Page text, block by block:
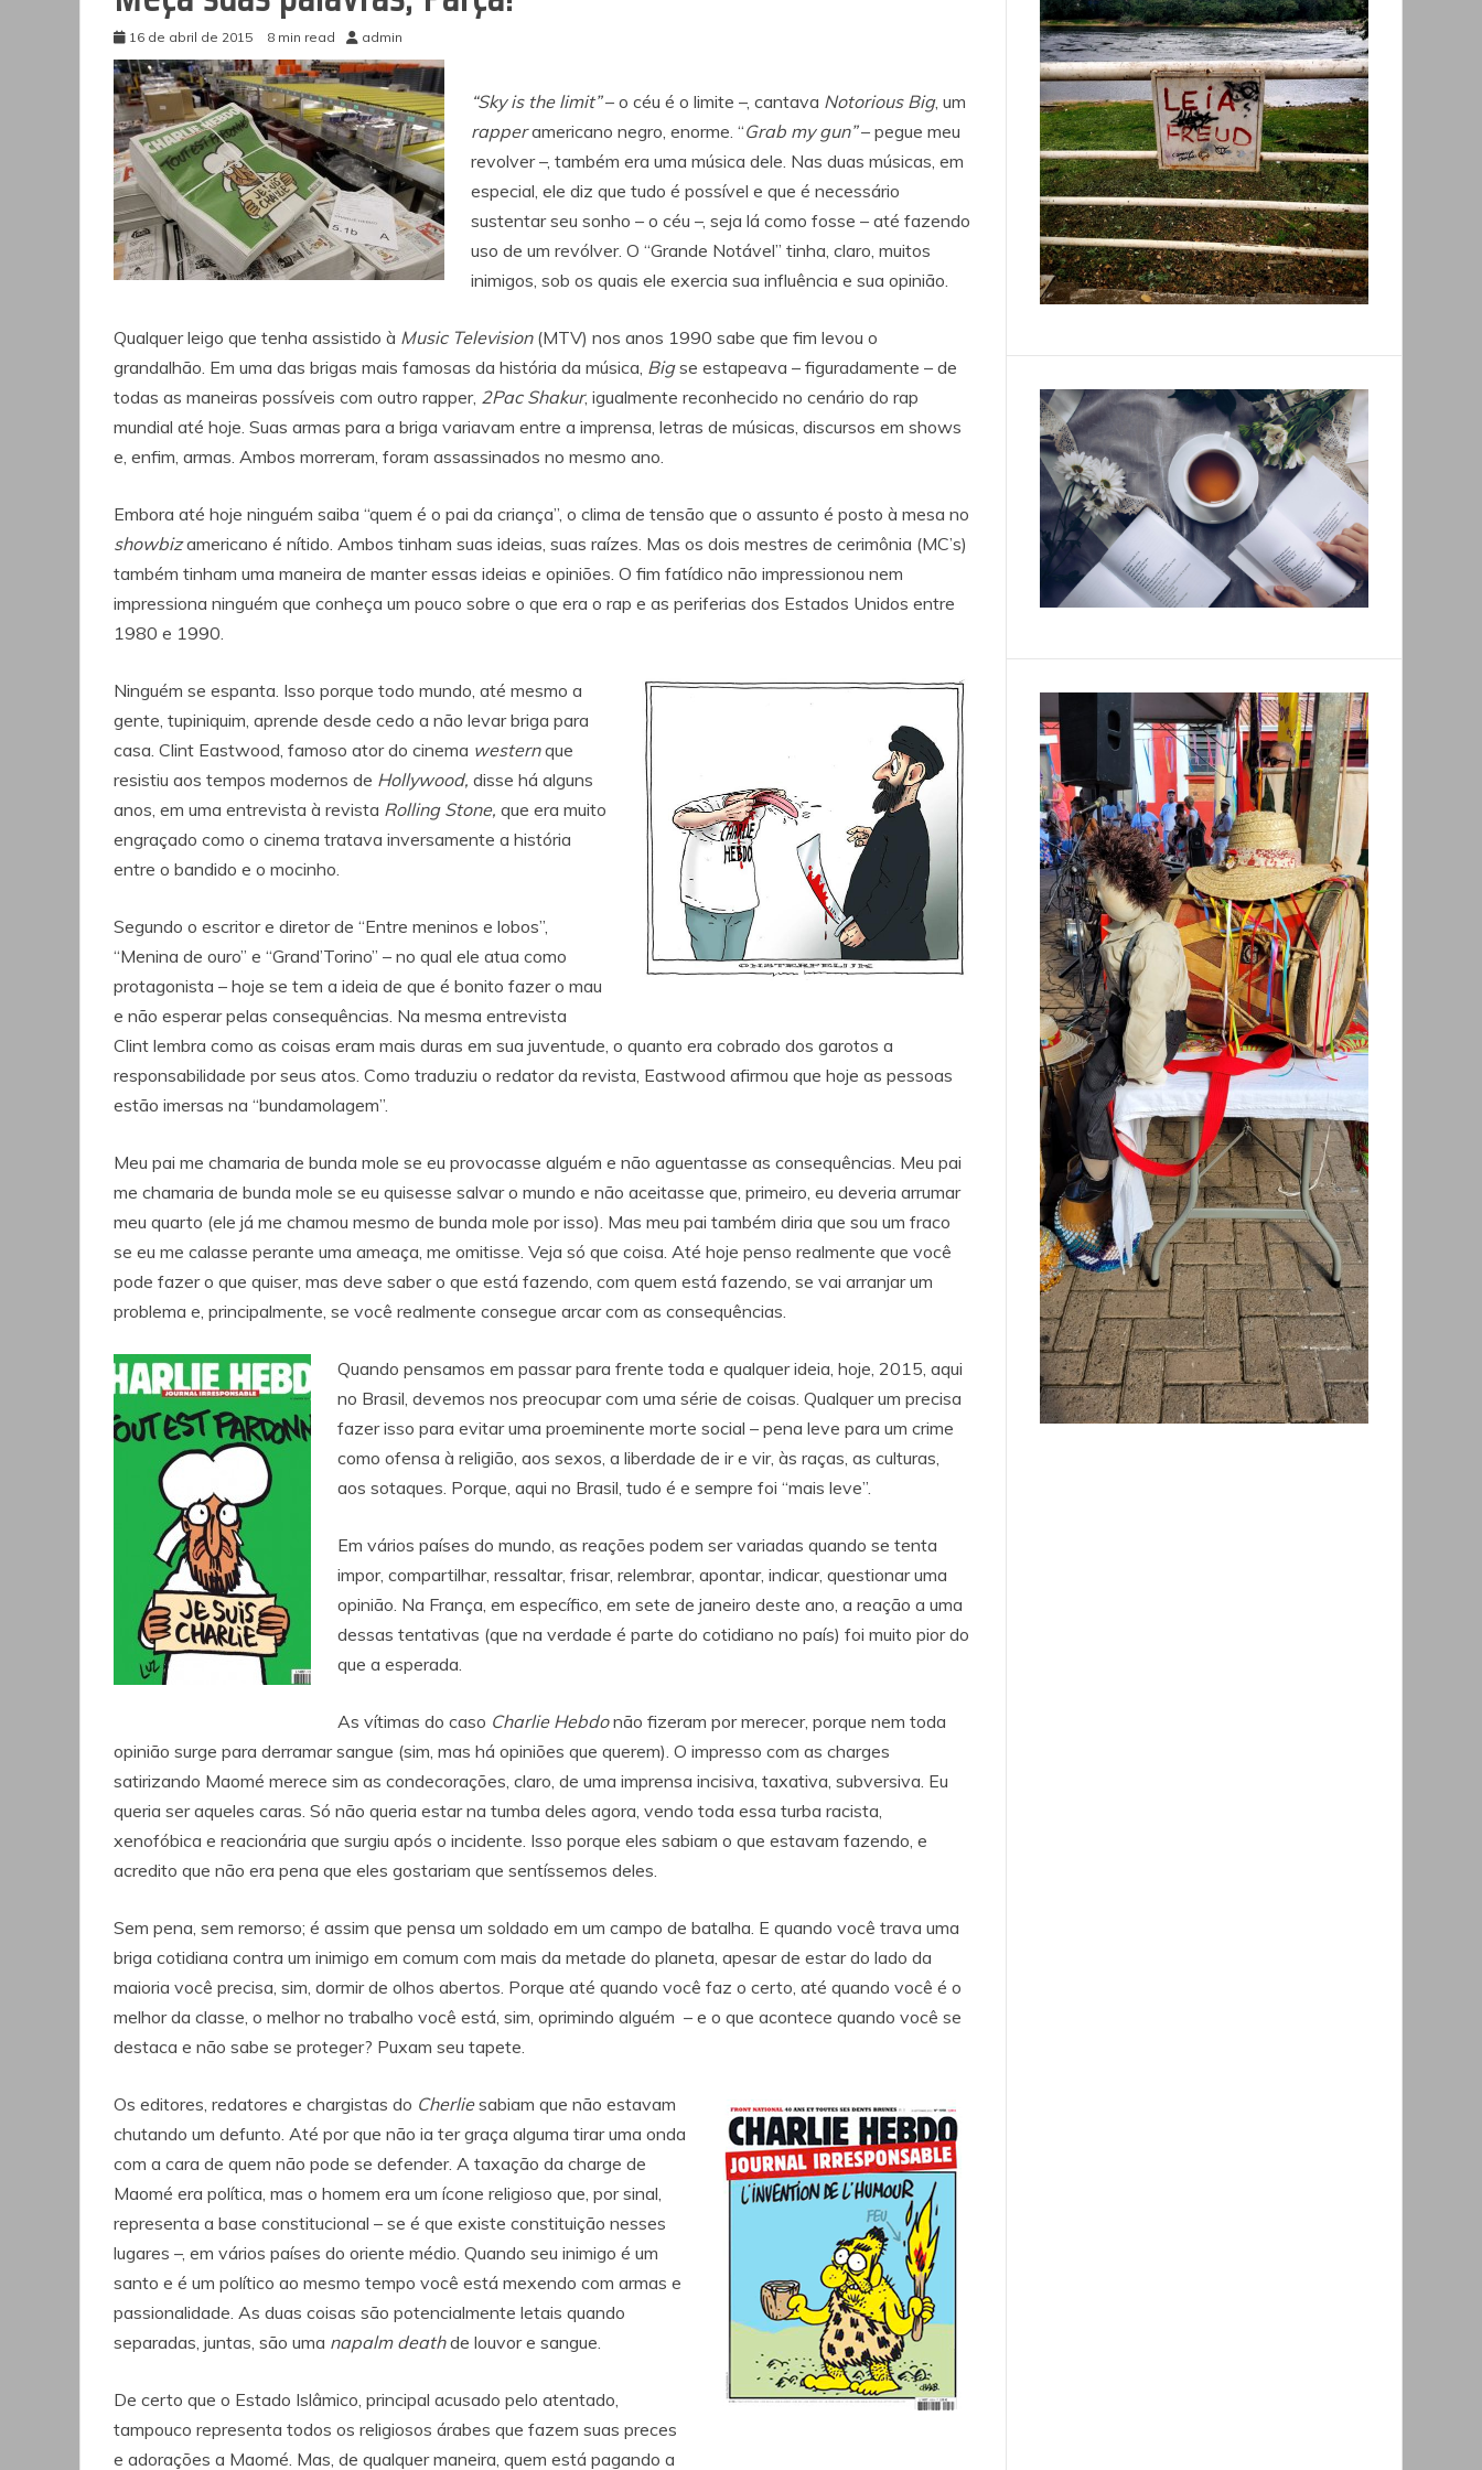
16 de abril de 2015 8 min read admin
“Sky is the limit”– o céu é o limite –, cantava Notorious Big, um
rapperamericano negro, enorme. “Grab my gun”– pegue meu
revolver –, também era uma música dele. Nas duas músicas, em
especial, ele diz que tudo é possível e que é necessário
sustentar seu sonho – o céu –, seja lá como fosse – até fazendo
uso de um revólver. O “Grande Notável” tinha, claro, muitos
inimigos, sob os quais ele exercia sua influência e sua opinião.
Qualquer leigo que tenha assistido à Music Television(MTV) nos anos 1990 sabe que fim levou o
grandalhão. Em uma das brigas mais famosas da história da música, Bigse estapeava – figuradamente – de
todas as maneiras possíveis com outro rapper, 2Pac Shakur, igualmente reconhecido no cenário do rap
mundial até hoje. Suas armas para a briga variavam entre a imprensa, letras de músicas, discursos em shows
e, enfim, armas. Ambos morreram, foram assassinados no mesmo ano.
Embora até hoje ninguém saiba “quem é o pai da criança”, o clima de tensão que o assunto é posto à mesa no
showbizamericano é nítido. Ambos tinham suas ideias, suas raízes. Mas os dois mestres de cerimônia (MC’s)
também tinham uma maneira de manter essas ideias e opiniões. O fim fatídico não impressionou nem
impressiona ninguém que conheça um pouco sobre o que era o rap e as periferias dos Estados Unidos entre
1980 e 1990.
Ninguém se espanta. Isso porque todo mundo, até mesmo a
gente, tupiniquim, aprende desde cedo a não levar briga para
casa. Clint Eastwood, famoso ator do cinema westernque
resistiu aos tempos modernos de Hollywood, disse há alguns
anos, em uma entrevista à revista Rolling Stone, que era muito
engraçado como o cinema tratava inversamente a história
entre o bandido e o mocinho.
Segundo o escritor e diretor de “Entre meninos e lobos”,
“Menina de ouro” e “Grand’Torino” – no qual ele atua como
protagonista – hoje se tem a ideia de que é bonito fazer o mau
e não esperar pelas consequências. Na mesma entrevista
Clint lembra como as coisas eram mais duras em sua juventude, o quanto era cobrado dos garotos a
responsabilidade por seus atos. Como traduziu o redator da revista, Eastwood afirmou que hoje as pessoas
estão imersas na “bundamolagem”.
Meu pai me chamaria de bunda mole se eu provocasse alguém e não aguentasse as consequências. Meu pai
me chamaria de bunda mole se eu quisesse salvar o mundo e não aceitasse que, primeiro, eu deveria arrumar
meu quarto (ele já me chamou mesmo de bunda mole por isso). Mas meu pai também diria que sou um fraco
se eu me calasse perante uma ameaça, me omitisse. Veja só que coisa. Até hoje penso realmente que você
pode fazer o que quiser, mas deve saber o que está fazendo, com quem está fazendo, se vai arranjar um
problema e, principalmente, se você realmente consegue arcar com as consequências.
Quando pensamos em passar para frente toda e qualquer ideia, hoje, 2015, aqui
no Brasil, devemos nos preocupar com uma série de coisas. Qualquer um precisa
fazer isso para evitar uma proeminente morte social – pena leve para um crime
como ofensa à religião, aos sexos, a liberdade de ir e vir, às raças, as culturas,
aos sotaques. Porque, aqui no Brasil, tudo é e sempre foi “mais leve”.
Em vários países do mundo, as reações podem ser variadas quando se tenta
impor, compartilhar, ressaltar, frisar, relembrar, apontar, indicar, questionar uma
opinião. Na França, em específico, em sete de janeiro deste ano, a reação a uma
dessas tentativas (que na verdade é parte do cotidiano no país) foi muito pior do
que a esperada.
As vítimas do caso Charlie Hebdonão fizeram por merecer, porque nem toda
opinião surge para derramar sangue (sim, mas há opiniões que querem). O impresso com as charges
satirizando Maomé merece sim as condecorações, claro, de uma imprensa incisiva, taxativa, subversiva. Eu
queria ser aqueles caras. Só não queria estar na tumba deles agora, vendo toda essa turba racista,
xenofóbica e reacionária que surgiu após o incidente. Isso porque eles sabiam o que estavam fazendo, e
acredito que não era pena que eles gostariam que sentíssemos deles.
Sem pena, sem remorso; é assim que pensa um soldado em um campo de batalha. E quando você trava uma
briga cotidiana contra um inimigo em comum com mais da metade do planeta, apesar de estar do lado da
maioria você precisa, sim, dormir de olhos abertos. Porque até quando você faz o certo, até quando você é o
melhor da classe, o melhor no trabalho você está, sim, oprimindo alguém – e o que acontece quando você se
destaca e não sabe se proteger? Puxam seu tapete.
Os editores, redatores e chargistas do Cherliesabiam que não estavam
chutando um defunto. Até por que não ia ter graça alguma tirar uma onda
com a cara de quem não pode se defender. A taxação da charge de
Maomé era política, mas o homem era um ícone religioso que, por sinal,
representa a base constitucional – se é que existe constituição nesses
lugares –, em vários países do oriente médio. Quando seu inimigo é um
santo e é um político ao mesmo tempo você está mexendo com armas e
passionalidade. As duas coisas são potencialmente letais quando
separadas, juntas, são uma napalm deathde louvor e sangue.
De certo que o Estado Islâmico, principal acusado pelo atentado,
tampouco representa todos os religiosos árabes que fazem suas preces
e adorações a Maomé. Mas, de qualquer maneira, quem está pagando a